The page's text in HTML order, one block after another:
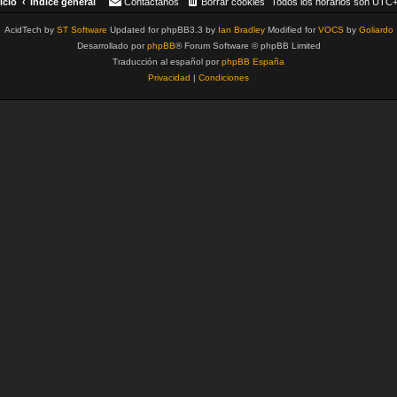
AcidTech by ST Software Updated for phpBB3.3 by Ian BradleyModified forVOCSby Goliardo
Desarrollado porphpBB® Forum Software © phpBB Limited
Traducción al español porphpBB España
Privacidad | Condiciones